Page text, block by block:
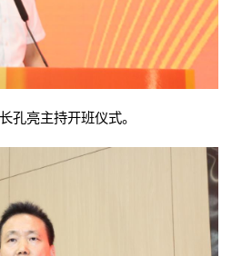
孔亮主持开班仪式。